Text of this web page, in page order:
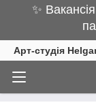
✨
Арт-студія